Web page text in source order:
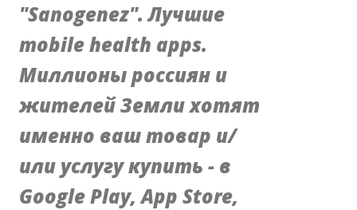
"Sanogenez". Лучшие
mobile health apps.
Миллионы россиян и
жителей Земли хотят
именно ваш товар и/
или услугу купить - в
Google Play, App Store,